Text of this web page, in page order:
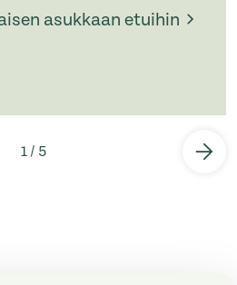
asukkaan etuihin
1 / 5